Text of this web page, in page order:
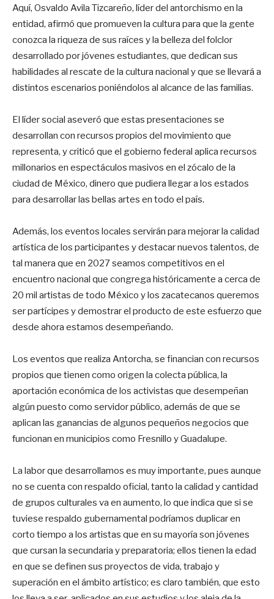
Aquí, Osvaldo Avila Tizcareño, líder del antorchismo en la
entidad, afirmó que promueven la cultura para que la gente
conozca la riqueza de sus raíces y la belleza del folclor
desarrollado por jóvenes estudiantes, que dedican sus
habilidades al rescate de la cultura nacional y que se llevará a
distintos escenarios poniéndolos al alcance de las familias.
El líder social aseveró que estas presentaciones se
desarrollan con recursos propios del movimiento que
representa, y criticó que el gobierno federal aplica recursos
millonarios en espectáculos masivos en el zócalo de la
ciudad de México, dinero que pudiera llegar a los estados
para desarrollar las bellas artes en todo el país.
Además, los eventos locales servirán para mejorar la calidad
artística de los participantes y destacar nuevos talentos, de
tal manera que en 2027 seamos competitivos en el
encuentro nacional que congrega históricamente a cerca de
20 mil artistas de todo México y los zacatecanos queremos
ser partícipes y demostrar el producto de este esfuerzo que
desde ahora estamos desempeñando.
Los eventos que realiza Antorcha, se financian con recursos
propios que tienen como origen la colecta pública, la
aportación económica de los activistas que desempeñan
algún puesto como servidor público, además de que se
aplican las ganancias de algunos pequeños negocios que
funcionan en municipios como Fresnillo y Guadalupe.
La labor que desarrollamos es muy importante, pues aunque
no se cuenta con respaldo oficial, tanto la calidad y cantidad
de grupos culturales va en aumento, lo que indica que si se
tuviese respaldo gubernamental podríamos duplicar en
corto tiempo a los artistas que en su mayoría son jóvenes
que cursan la secundaria y preparatoria; ellos tienen la edad
en que se definen sus proyectos de vida, trabajo y
superación en el ámbito artístico; es claro también, que esto